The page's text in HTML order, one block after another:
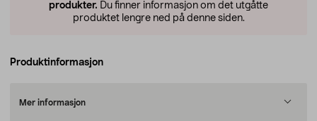
produkter. Du finner informasjon om det utgåtte
produktet lengre ned på denne siden.
Produktinformasjon
Mer informasjon